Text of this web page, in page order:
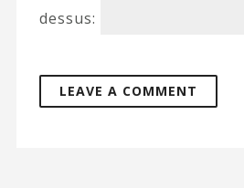
dessus: